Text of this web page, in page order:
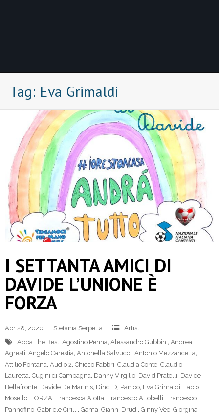
Tag: Eva Grimaldi
I SETTANTA AMICI DI
DAVIDE L’UNIONE È
FORZA
Apr 28, 2020 Stefania Serpetta
Artisti
Abba The Best, Agostino Penna, Alessandro Gubbini, Andrea
Agresti, Angelo Carestia, Antonella Salvucci, Antonio Mezzancella,
Attilio Fontana, Audio 2, Chicco Fabbri, Claudia Conte, Claudio
Lauretta, Cugini di Campagna, Danny Virgilio, David Pratelli, Davide
Bellafronte, Davide De Marinis, Dino, Dj Panico, Eva Grimaldi, Fabio
Mosello, FORZA, Francesca Alotta, Francesco Altobelli, Francesco
Pannofino, Gabriele Cirilli, Gama, Gianni Drudi, Ginny Vee, Giorgina